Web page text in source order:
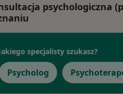
psychologiczna
specjalisty szukasz?
Psycholog